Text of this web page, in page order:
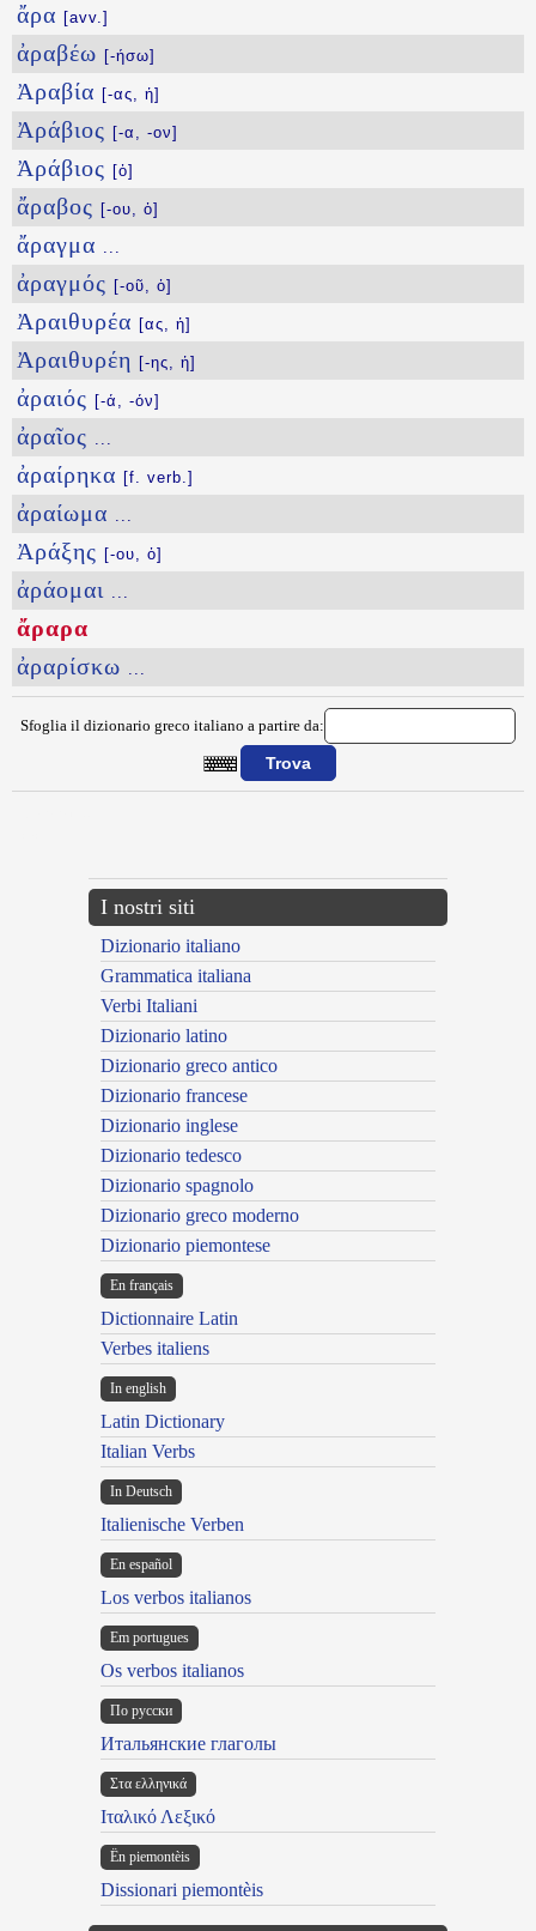
ἄρα [avv.]
ἀραβέω [-ήσω]
Ἀραβία [-ας, ἡ]
Ἀράβιος [-α, -ον]
Ἀράβιος [ὁ]
ἄραβος [-ου, ὁ]
ἄραγμα ...
ἀραγμός [-οῦ, ὁ]
Ἀραιθυρέα [ας, ἡ]
Ἀραιθυρέη [-ης, ἡ]
ἀραιός [-ά, -όν]
ἀραῖος ...
ἀραίρηκα [f. verb.]
ἀραίωμα ...
Ἀράξης [-ου, ὁ]
ἀράομαι ...
ἄραρα
ἀραρίσκω ...
Sfoglia il dizionario greco italiano a partire da:
I nostri siti
Dizionario italiano
Grammatica italiana
Verbi Italiani
Dizionario latino
Dizionario greco antico
Dizionario francese
Dizionario inglese
Dizionario tedesco
Dizionario spagnolo
Dizionario greco moderno
Dizionario piemontese
En français
Dictionnaire Latin
Verbes italiens
In english
Latin Dictionary
Italian Verbs
In Deutsch
Italienische Verben
En español
Los verbos italianos
Em portugues
Os verbos italianos
По русски
Итальянские глаголы
Στα ελληνικά
Ιταλικό Λεξικό
Ën piemontèis
Dissionari piemontèis